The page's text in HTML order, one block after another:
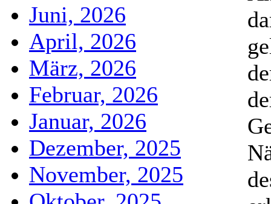
Juni, 2026
April, 2026
März, 2026
Februar, 2026
Januar, 2026
Dezember, 2025
November, 2025